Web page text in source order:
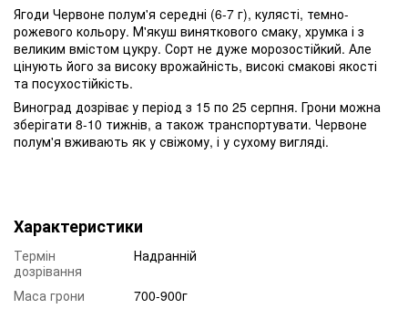
Ягоди Червоне полум'я середні (6-7 г), кулясті, темно-
рожевого кольору. М'якуш виняткового смаку, хрумка і з
великим вмістом цукру. Сорт не дуже морозостійкий. Але
цінують його за високу врожайність, високі смакові якості
та посухостійкість.
Виноград дозріває у період з 15 по 25 серпня. Грони можна
зберігати 8-10 тижнів, а також транспортувати. Червоне
полум'я вживають як у свіжому, і у сухому вигляді.
Характеристики
Термін
дозрівання
Надранній
Маса грони
700-900г